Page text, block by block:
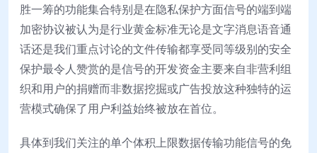
胜一筹的功能集合特别是在隐私保护方面信号的端到端
加密协议被认为是行业黄金标准无论是文字消息语音通
话还是我们重点讨论的文件传输都享受同等级别的安全
保护最令人赞赏的是信号的开发资金主要来自非营利组
织和用户的捐赠而非数据挖掘或广告投放这种独特的运
营模式确保了用户利益始终被放在首位。
具体到我们关注的单个体积上限数据传输功能信号的免